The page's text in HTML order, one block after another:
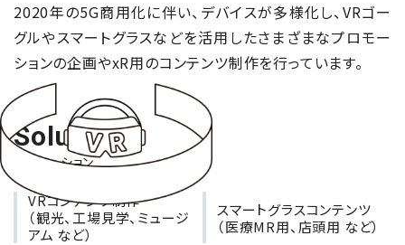
2020年の5G商用化に伴い、デバイスが多様化し、VRゴー
グルやスマートグラスなどを活用したさまざまなプロモー
ションの企画やxR用のコンテンツ制作を行っています。
Solution
ソリューション
VRコンテンツ制作
（観光、工場見学、ミュージ
アム など）
スマートグラスコンテンツ
（医療MR用、店頭用 など）